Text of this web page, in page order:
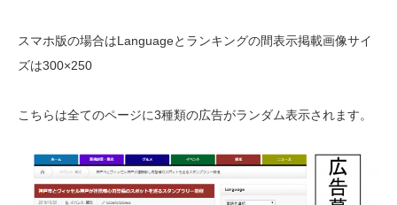
スマホ版の場合はLanguageとランキングの間表示掲載画像サイ
ズは300×250
こちらは全てのページに3種類の広告がランダム表示されます。